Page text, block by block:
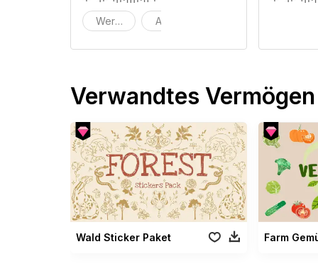
Werbung Atmosphärisch
Verwandtes Vermögen
Wald Sticker Paket Farm